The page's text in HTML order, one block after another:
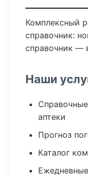
Комплексный
справочник:
справочник —
Наши
аптеки
Прогноз
Каталог